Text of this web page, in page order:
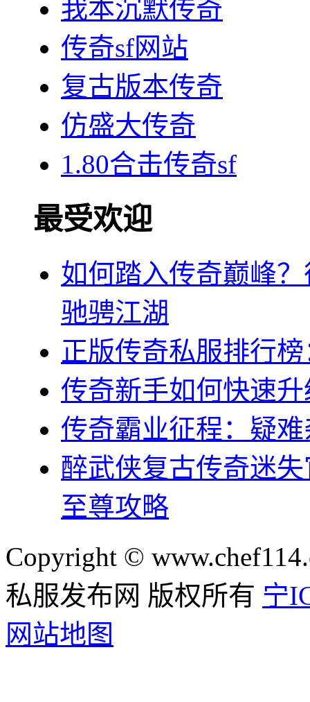
我本沉默传奇
传奇sf网站
复古版本传奇
仿盛大传奇
1.80合击传奇sf
最受欢迎
如何踏入传奇巅峰
驰骋江湖
正版传奇私服排行
传奇新手如何快速
传奇霸业征程：疑
醉武侠复古传奇迷
至尊攻略
Copyright ©
私服发布网 版权所有 宁
网站地图